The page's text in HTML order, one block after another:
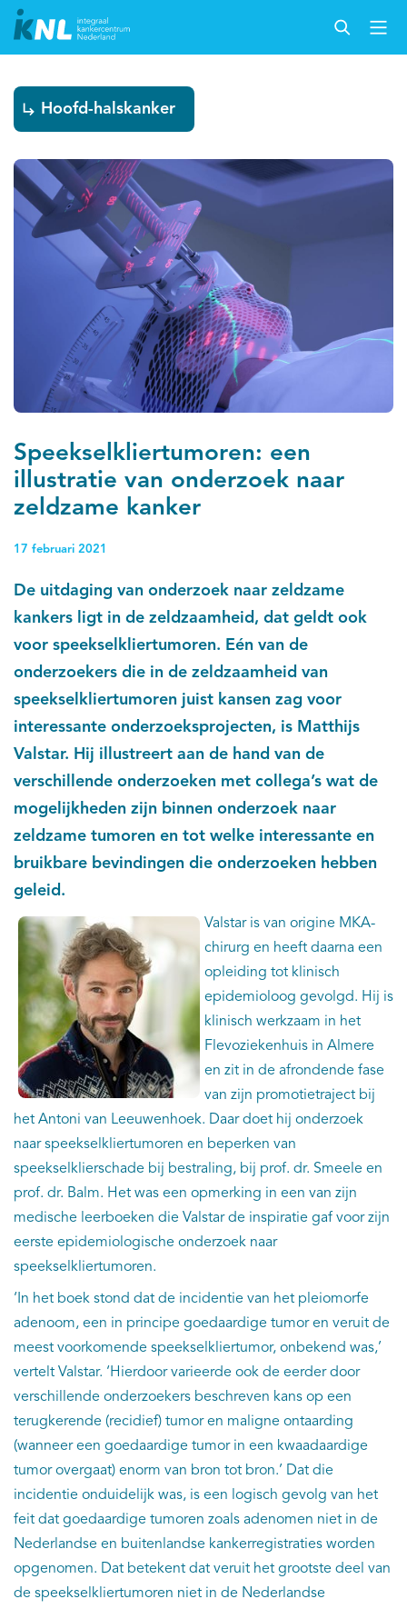
Speekselkliertumoren: een
illustratie van onderzoek naar
zeldzame kanker
17 februari 2021
De uitdaging van onderzoek naar zeldzame
kankers ligt in de zeldzaamheid, dat geldt ook
voor speekselkliertumoren. Eén van de
onderzoekers die in de zeldzaamheid van
speekselkliertumoren juist kansen zag voor
interessante onderzoeksprojecten, is Matthijs
Valstar. Hij illustreert aan de hand van de
verschillende onderzoeken met collega’s wat de
mogelijkheden zijn binnen onderzoek naar
zeldzame tumoren en tot welke interessante en
bruikbare bevindingen die onderzoeken hebben
geleid.
Valstar is van origine MKA-
chirurg en heeft daarna een
opleiding tot klinisch
epidemioloog gevolgd. Hij is
klinisch werkzaam in het
Flevoziekenhuis in Almere
en zit in de afrondende fase
van zijn promotietraject bij
het Antoni van Leeuwenhoek. Daar doet hij onderzoek
naar speekselkliertumoren en beperken van
speekselklierschade bij bestraling, bij prof. dr. Smeele en
prof. dr. Balm. Het was een opmerking in een van zijn
medische leerboeken die Valstar de inspiratie gaf voor zijn
eerste epidemiologische onderzoek naar
speekselkliertumoren.
‘In het boek stond dat de incidentie van het pleiomorfe
adenoom, een in principe goedaardige tumor en veruit de
meest voorkomende speekselkliertumor, onbekend was,’
vertelt Valstar. ‘Hierdoor varieerde ook de eerder door
verschillende onderzoekers beschreven kans op een
terugkerende (recidief) tumor en maligne ontaarding
(wanneer een goedaardige tumor in een kwaadaardige
tumor overgaat) enorm van bron tot bron.’ Dat die
incidentie onduidelijk was, is een logisch gevolg van het
feit dat goedaardige tumoren zoals adenomen niet in de
Nederlandse en buitenlandse kankerregistraties worden
opgenomen. Dat betekent dat veruit het grootste deel van
de speekselkliertumoren niet in de Nederlandse
Hoofd-halskanker